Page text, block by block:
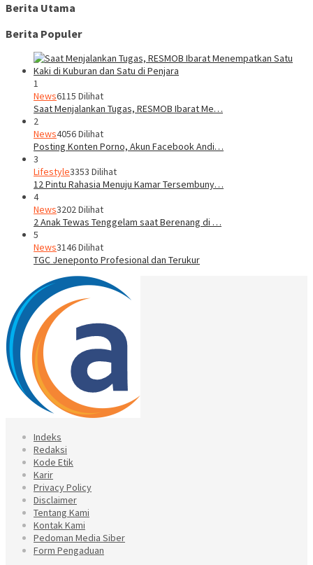
Berita Utama
Berita Populer
1
News6115 Dilihat
Saat Menjalankan Tugas, RESMOB Ibarat Me…
2
News4056 Dilihat
Posting Konten Porno, Akun Facebook Andi…
3
Lifestyle3353 Dilihat
12 Pintu Rahasia Menuju Kamar Tersembuny…
4
News3202 Dilihat
2 Anak Tewas Tenggelam saat Berenang di …
5
News3146 Dilihat
TGC Jeneponto Profesional dan Terukur
Indeks
Redaksi
Kode Etik
Karir
Privacy Policy
Disclaimer
Tentang Kami
Kontak Kami
Pedoman Media Siber
Form Pengaduan